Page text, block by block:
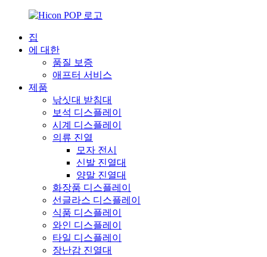
집
에 대한
품질 보증
애프터 서비스
제품
낚싯대 받침대
보석 디스플레이
시계 디스플레이
의류 진열
모자 전시
신발 진열대
양말 진열대
화장품 디스플레이
선글라스 디스플레이
식품 디스플레이
와인 디스플레이
타일 ​​디스플레이
장난감 진열대